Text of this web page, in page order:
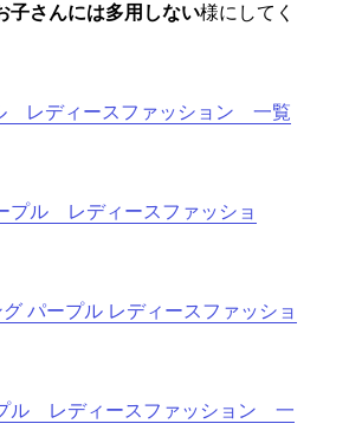
子さんには多用しない様にしてく
レディースファッション 一覧
ル レディースファッショ
パープル レディースファッショ
ル レディースファッション 一